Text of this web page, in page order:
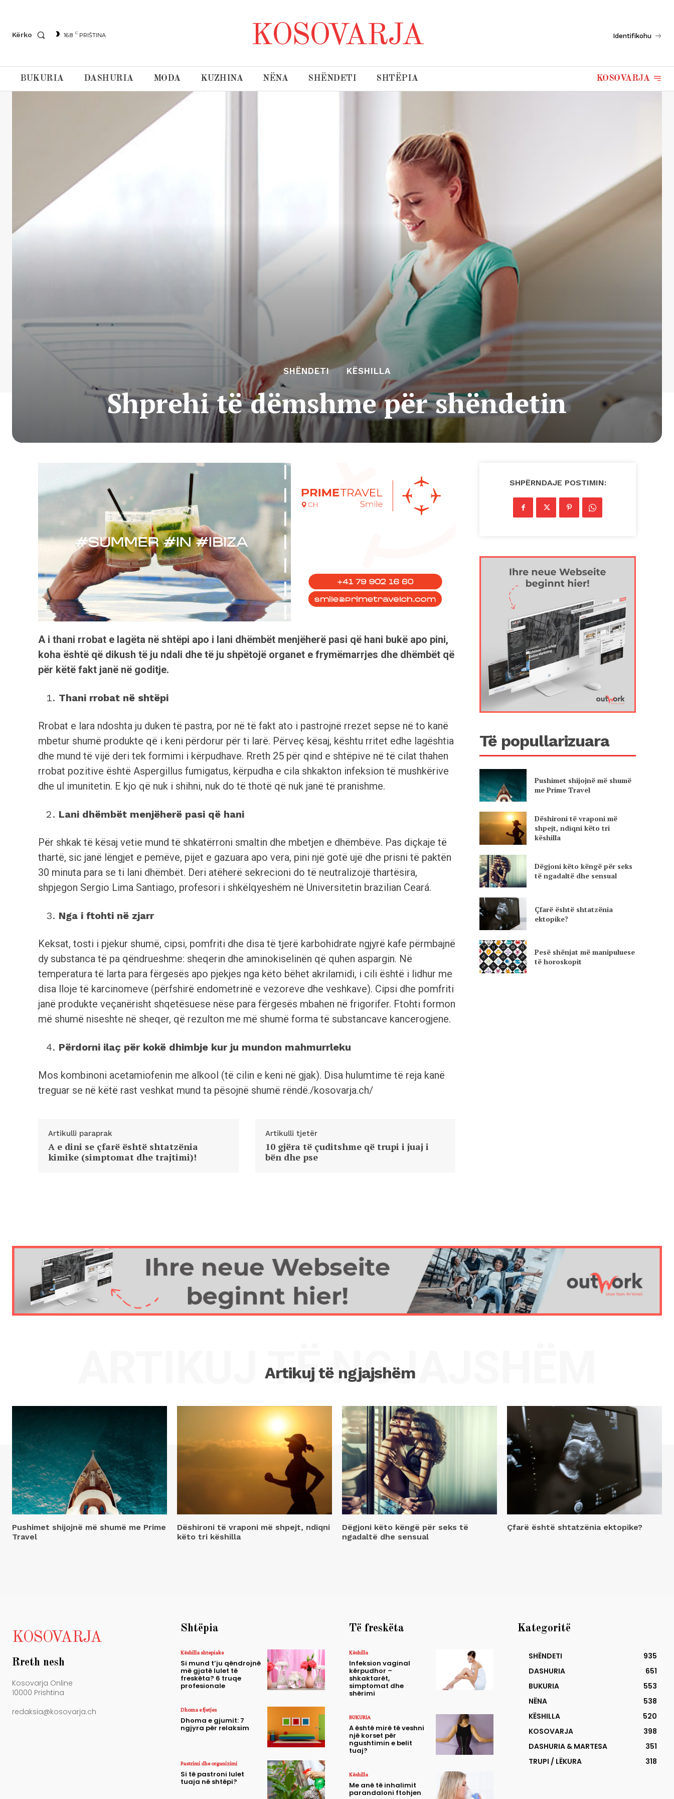
Kërko 16.8 C PRIŠTINA KOSOVARJA Identifikohu
BUKURIA DASHURIA MODA KUZHINA NËNA SHËNDETI SHTËPIA KOSOVARJA
SHËNDETI KËSHILLA
Shprehi të dëmshme për shëndetin
A i thani rrobat e lagëta në shtëpi apo i lani dhëmbët menjëherë pasi që hani bukë apo pini,
koha është që dikush të ju ndali dhe të ju shpëtojë organet e frymëmarrjes dhe dhëmbët që
për këtë fakt janë në goditje.
Thani rrobat në shtëpi
Rrobat e lara ndoshta ju duken të pastra, por në të fakt ato i pastrojnë rrezet sepse në to kanë
mbetur shumë produkte që i keni përdorur për ti larë. Përveç kësaj, kështu rritet edhe lagështia
dhe mund të vijë deri tek formimi i kërpudhave. Rreth 25 për qind e shtëpive në të cilat thahen
rrobat pozitive është Aspergillus fumigatus, kërpudha e cila shkakton infeksion të mushkërive
dhe ul imunitetin. E kjo që nuk i shihni, nuk do të thotë që nuk janë të pranishme.
Lani dhëmbët menjëherë pasi që hani
Për shkak të kësaj vetie mund të shkatërroni smaltin dhe mbetjen e dhëmbëve. Pas diçkaje të
thartë, sic janë lëngjet e pemëve, pijet e gazuara apo vera, pini një gotë ujë dhe prisni të paktën
30 minuta para se ti lani dhëmbët. Deri atëherë sekrecioni do të neutralizojë thartësira,
shpjegon Sergio Lima Santiago, profesori i shkëlqyeshëm në Universitetin brazilian Ceará.
Nga i ftohti në zjarr
Keksat, tosti i pjekur shumë, cipsi, pomfriti dhe disa të tjerë karbohidrate ngjyrë kafe përmbajnë
dy substanca të pa qëndrueshme: sheqerin dhe aminokiselinën që quhen aspargin. Në
temperatura të larta para fërgesës apo pjekjes nga këto bëhet akrilamidi, i cili është i lidhur me
disa lloje të karcinomeve (përfshirë endometrinë e vezoreve dhe veshkave). Cipsi dhe pomfriti
janë produkte veçanërisht shqetësuese nëse para fërgesës mbahen në frigorifer. Ftohti formon
më shumë niseshte në sheqer, që rezulton me më shumë forma të substancave kancerogjene.
Përdorni ilaç për kokë dhimbje kur ju mundon mahmurrleku
Mos kombinoni acetamiofenin me alkool (të cilin e keni në gjak). Disa hulumtime të reja kanë
treguar se në këtë rast veshkat mund ta pësojnë shumë rëndë./kosovarja.ch/
Artikulli paraprak
A e dini se çfarë është shtatzënia
kimike (simptomat dhe trajtimi)!
Artikulli tjetër
10 gjëra të çuditshme që trupi i juaj i
bën dhe pse
SHPËRNDAJE POSTIMIN:
Të popullarizuara
Pushimet shijojnë më shumë
me Prime Travel
Dëshironi të vraponi më
shpejt, ndiqni këto tri
këshilla
Dëgjoni këto këngë për seks
të ngadaltë dhe sensual
Çfarë është shtatzënia
ektopike?
Pesë shënjat më manipuluese
të horoskopit
Artikuj të ngjajshëm
ARTIKUJ TË NGJAJSHËM
Pushimet shijojnë më shumë me Prime
Travel
Dëshironi të vraponi më shpejt, ndiqni
këto tri këshilla
Dëgjoni këto këngë për seks të
ngadaltë dhe sensual
Çfarë është shtatzënia ektopike?
KOSOVARJA
Rreth nesh
Kosovarja Online
10000 Prishtina
redaksia@kosovarja.ch
Shtëpia
Këshilla shtepiake
Si mund t’ju qëndrojnë
më gjatë lulet të
freskëta? 6 truqe
profesionale
Dhoma e fjetjes
Dhoma e gjumit: 7
ngjyra për relaksim
Pastrimi dhe organizimi
Si të pastroni lulet
tuaja në shtëpi?
Të freskëta
Këshilla
Infeksion vaginal
kërpudhor –
shkaktarët,
simptomat dhe
shërimi
BUKURIA
A është mirë të veshni
një korset për
ngushtimin e belit
tuaj?
Këshilla
Me anë të inhalimit
parandaloni ftohjen
Kategoritë
SHËNDETI
935
DASHURIA
651
BUKURIA
553
NËNA
538
KËSHILLA
520
KOSOVARJA
398
DASHURIA & MARTESA
351
TRUPI / LËKURA
318